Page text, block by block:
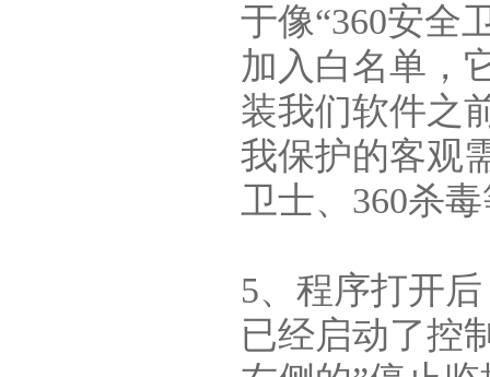
于像“360安全
加入白名单，
装我们软件之
我保护的客观
卫士、360杀
5、程序打开
已经启动了控